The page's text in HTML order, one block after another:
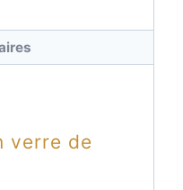
verre de